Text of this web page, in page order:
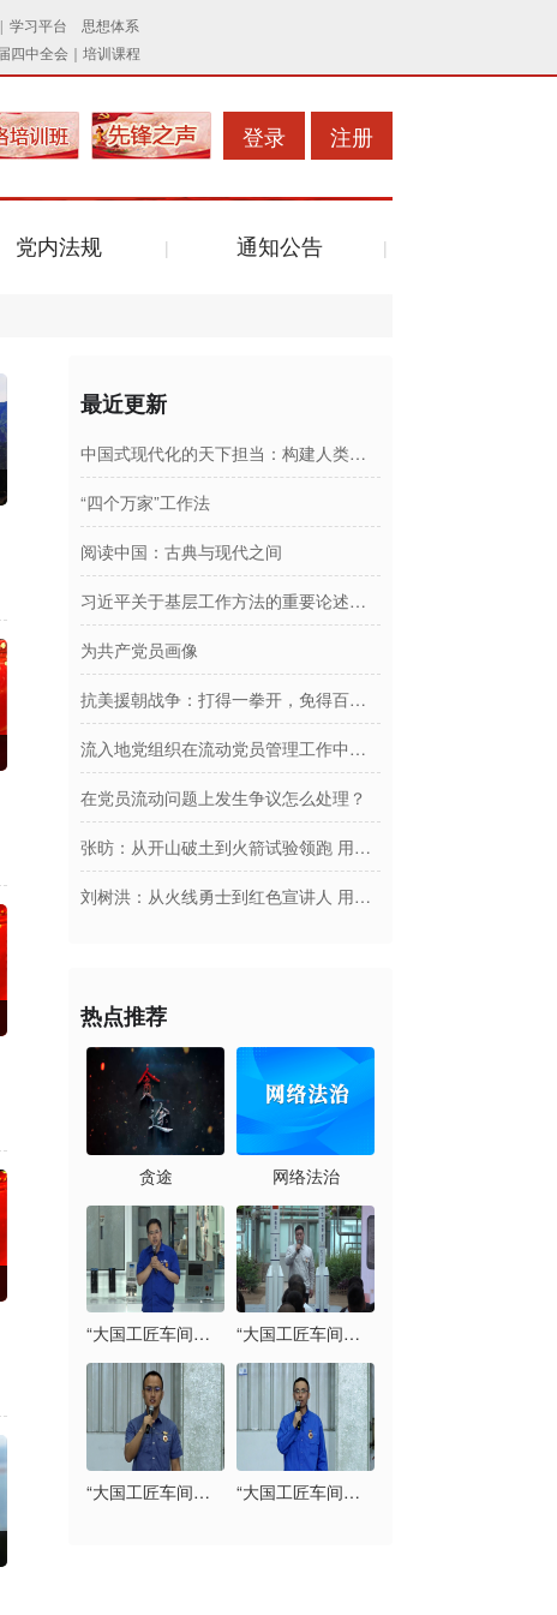
登录 注册
党内法规 通知公告
最近更新
中国式现代化的天下担当：构建人类命运共同体
“四个万家”工作法
阅读中国：古典与现代之间
习近平关于基层工作方法的重要论述学习读本
为共产党员画像
抗美援朝战争：打得一拳开，免得百拳来
流入地党组织在流动党员管理工作中的主要责任有哪些？
在党员流动问题上发生争议怎么处理？
张昉：从开山破土到火箭试验领跑 用青春托举商业航天梦
刘树洪：从火线勇士到红色宣讲人 用四十载光阴坚守赤诚初心践行使命担当
热点推荐
贪途 网络法治
“大国工匠车间开讲”系列宣讲：马小光（中国兵器工业集团有限公司北京北方车辆集团有限公司） “大国工匠车间开讲”系列宣讲：王萌（北京京能热力发展有限公司通州分公司）
“大国工匠车间开讲”系列宣讲：邢林贺（中国航天空气动力研究院） “大国工匠车间开讲”系列宣讲：荣彦明（首钢京唐钢铁联合有限责任公司）